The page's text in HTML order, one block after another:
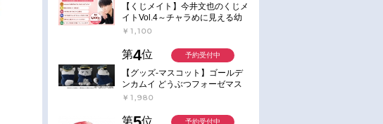
【くじメイト】今井文也のくじメ
イトVol.4～チャラめに見える幼
馴染、実は一途で独占欲が強いん
￥1,100
第4位
【グッズ-マスコット】ゴールデ
ンカムイ どうぶつフォーゼマス
コット 5.月島軍曹【再販】
￥1,980
予約受付中
第 位 予約受付中